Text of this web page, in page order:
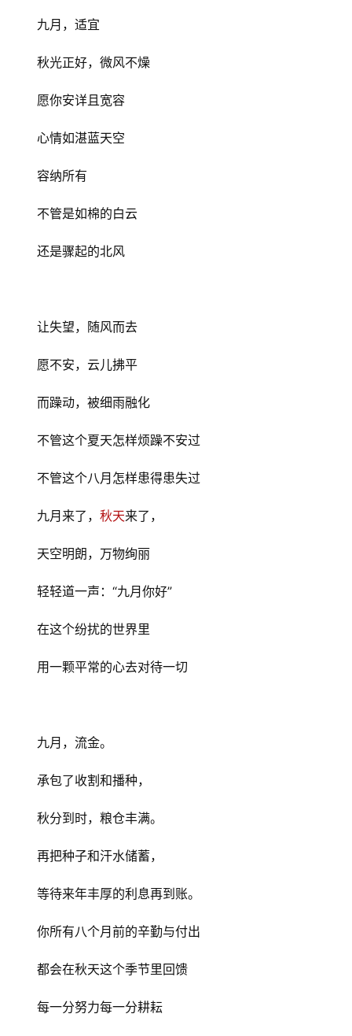
九月，适宜
秋光正好，微风不燥
愿你安详且宽容
心情如湛蓝天空
容纳所有
不管是如棉的白云
还是骤起的北风
让失望，随风而去
愿不安，云儿拂平
而躁动，被细雨融化
不管这个夏天怎样烦躁不安过
不管这个八月怎样患得患失过
九月来了， 秋天来了，
天空明朗，万物绚丽
轻轻道一声：“九月你好”
在这个纷扰的世界里
用一颗平常的心去对待一切
九月，流金。
承包了收割和播种，
秋分到时，粮仓丰满。
再把种子和汗水储蓄，
等待来年丰厚的利息再到账。
你所有八个月前的辛勤与付出
都会在秋天这个季节里回馈
每一分努力每一分耕耘